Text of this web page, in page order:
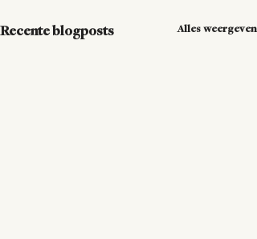
Recente blogposts Alles weergeven